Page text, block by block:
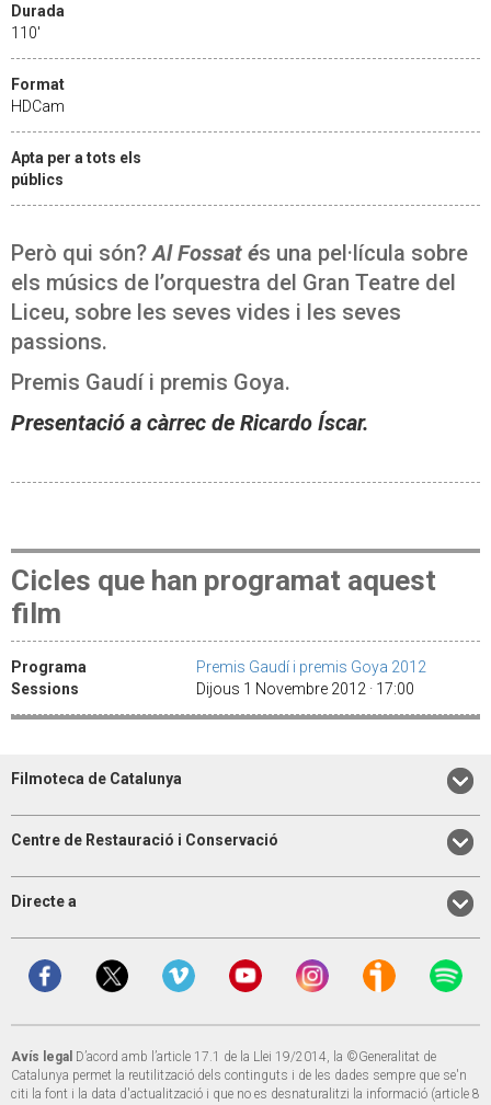
Durada
110'
Format
HDCam
Apta per a tots els
públics
Però qui són?Al Fossat és una pel·lícula sobre
els músics de l’orquestra del Gran Teatre del
Liceu, sobre les seves vides i les seves
passions.
Premis Gaudí i premis Goya.
Presentació a càrrec de Ricardo Íscar.
Cicles que han programat aquest
film
Programa
Premis Gaudí i premis Goya 2012
Sessions
Dijous 1 Novembre 2012 · 17:00
Filmoteca de Catalunya
Centre de Restauració i Conservació
Directe a
Avís legal D’acord amb l’article 17.1 de la Llei 19/2014, la ©Generalitat de
Catalunya permet la reutilització dels continguts i de les dades sempre que se'n
citi la font i la data d'actualització i que no es desnaturalitzi la informació (article 8